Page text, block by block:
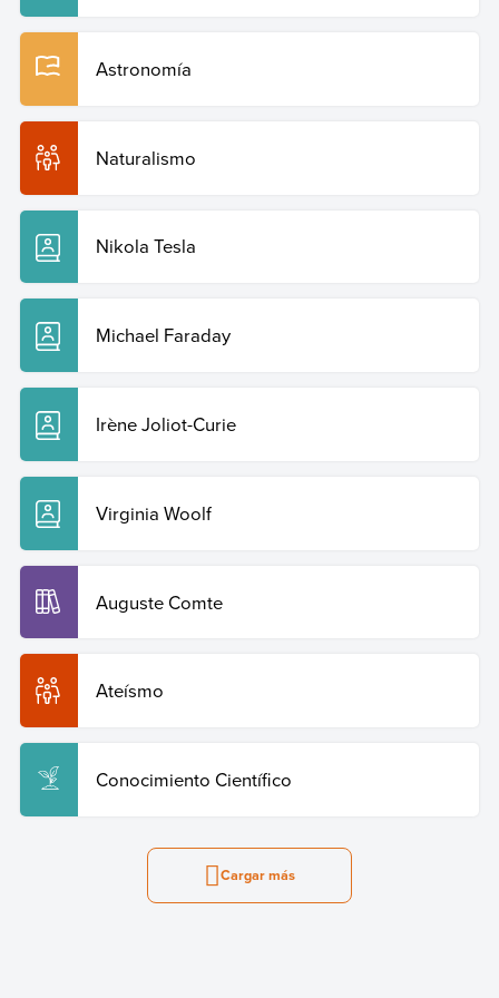
Astronomía
Naturalismo
Nikola Tesla
Michael Faraday
Irène Joliot-Curie
Virginia Woolf
Auguste Comte
Ateísmo
Conocimiento Científico
Cargar más